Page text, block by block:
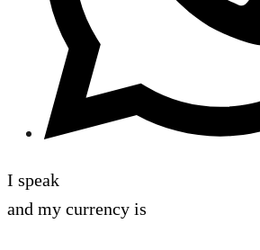
I speak
and my currency is